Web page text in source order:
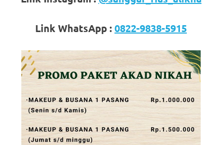
replica
click
fake
watches.
the
Link WhatsApp :0822-9838-5915